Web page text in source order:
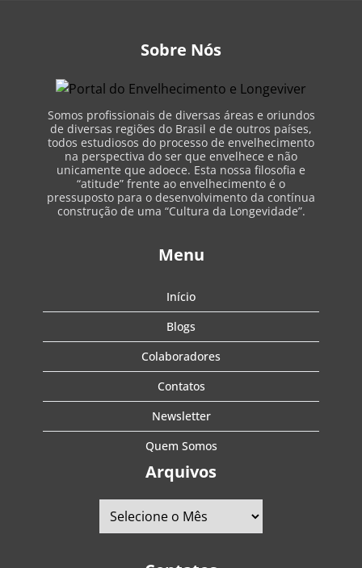
Sobre Nós
Somos profissionais de diversas áreas e oriundos
de diversas regiões do Brasil e de outros países,
todos estudiosos do processo de envelhecimento
na perspectiva do ser que envelhece e não
unicamente que adoece. Esta nossa filosofia e
“atitude” frente ao envelhecimento é o
pressuposto para o desenvolvimento da contínua
construção de uma “Cultura da Longevidade”.
Menu
Início
Blogs
Colaboradores
Contatos
Newsletter
Quem Somos
Arquivos